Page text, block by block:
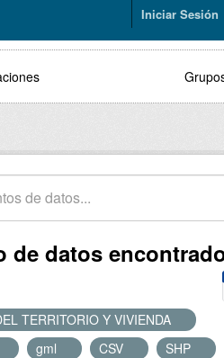
Iniciar Sesión
de datos
TERRITORIO Y VIVIENDA
gml CSV SHP